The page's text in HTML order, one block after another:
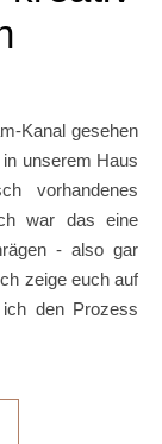
unserem Haus
vorhandenes
war das eine
- also gar
zeige euch auf
den Prozess